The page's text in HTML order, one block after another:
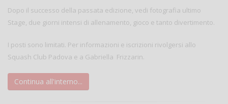
Dopo il successo della passata edizione, vedi fotografia ultimo
Stage, due giorni intensi di allenamento, gioco e tanto divertimento.
I posti sono limitati. Per informazioni e iscrizioni rivolgersi allo
Squash Club Padova e a Gabriella Frizzarin.
Continua all'interno...